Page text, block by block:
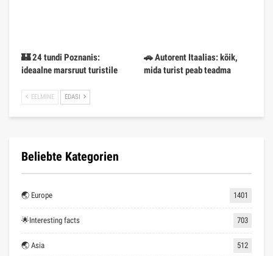
🏰 24 tundi Poznanis:
ideaalne marsruut turistile
🚗 Autorent Itaalias: kõik,
mida turist peab teadma
EELMINE EDASI
Beliebte Kategorien
🌏 Europe 1401
🌟Interesting facts 703
🌏 Asia 512